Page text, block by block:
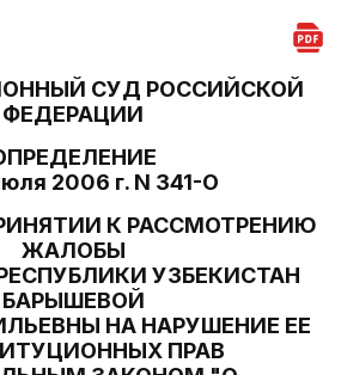
СУД РОССИЙСКОЙ
ФЕДЕРАЦИИ
2006 г. N 341-О
К РАССМОТРЕНИЮ
ЖАЛОБЫ
УЗБЕКИСТАН
БАРЫШЕВОЙ
НА НАРУШЕНИЕ ЕЕ
ПРАВ